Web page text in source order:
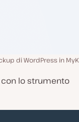
di WordPress in
con lo strumento